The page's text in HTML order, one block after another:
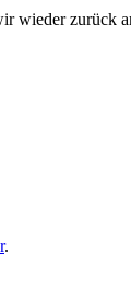
wieder zurück
.